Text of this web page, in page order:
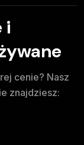
i
cenie? Nasz
znajdziesz: